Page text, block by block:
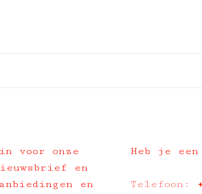
voor onze
en
en
Heb je een
Telefoon: